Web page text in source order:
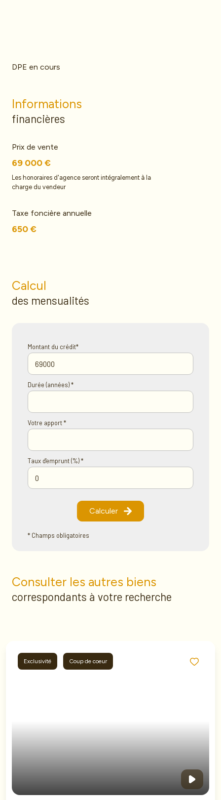
DPE en cours
Informations
financières
Prix de vente
69 000 €
Les honoraires d'agence seront intégralement à la
charge du vendeur
Taxe foncière annuelle
650 €
Calcul
des mensualités
Montant du crédit*
Durée (années) *
Votre apport *
Taux d'emprunt (%) *
Calculer
* Champs obligatoires
Consulter les autres biens
correspondants à votre recherche
Exclusivité Coup de coeur